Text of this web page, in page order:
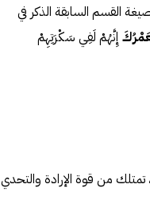
القسم السابقة الذكر في
إِنَّهُمْ لَفِي سَكْرَتِهِمْ
من قوة الإرادة والتحدي